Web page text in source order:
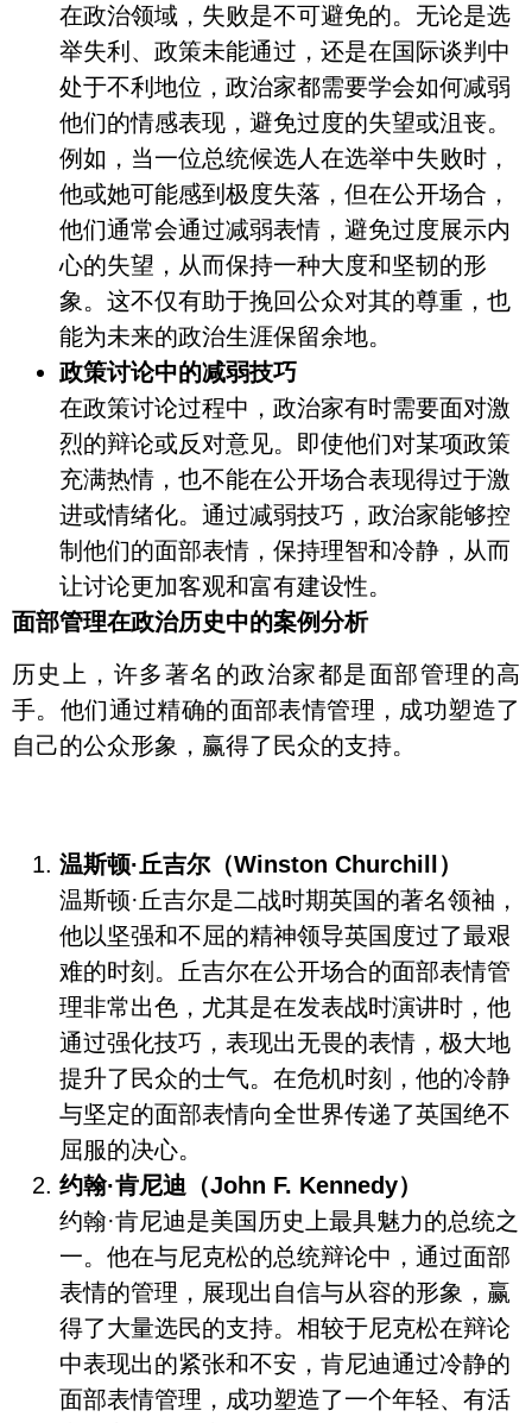
在政治领域，失败是不可避免的。无论是选
举失利、政策未能通过，还是在国际谈判中
处于不利地位，政治家都需要学会如何减弱
他们的情感表现，避免过度的失望或沮丧。
例如，当一位总统候选人在选举中失败时，
他或她可能感到极度失落，但在公开场合，
他们通常会通过减弱表情，避免过度展示内
心的失望，从而保持一种大度和坚韧的形
象。这不仅有助于挽回公众对其的尊重，也
能为未来的政治生涯保留余地。
政策讨论中的减弱技巧
在政策讨论过程中，政治家有时需要面对激
烈的辩论或反对意见。即使他们对某项政策
充满热情，也不能在公开场合表现得过于激
进或情绪化。通过减弱技巧，政治家能够控
制他们的面部表情，保持理智和冷静，从而
让讨论更加客观和富有建设性。
面部管理在政治历史中的案例分析
历史上，许多著名的政治家都是面部管理的高
手。他们通过精确的面部表情管理，成功塑造了
自己的公众形象，赢得了民众的支持。
温斯顿·丘吉尔（Winston Churchill）
温斯顿·丘吉尔是二战时期英国的著名领袖，
他以坚强和不屈的精神领导英国度过了最艰
难的时刻。丘吉尔在公开场合的面部表情管
理非常出色，尤其是在发表战时演讲时，他
通过强化技巧，表现出无畏的表情，极大地
提升了民众的士气。在危机时刻，他的冷静
与坚定的面部表情向全世界传递了英国绝不
屈服的决心。
约翰·肯尼迪（John F. Kennedy）
约翰·肯尼迪是美国历史上最具魅力的总统之
一。他在与尼克松的总统辩论中，通过面部
表情的管理，展现出自信与从容的形象，赢
得了大量选民的支持。相较于尼克松在辩论
中表现出的紧张和不安，肯尼迪通过冷静的
面部表情管理，成功塑造了一个年轻、有活